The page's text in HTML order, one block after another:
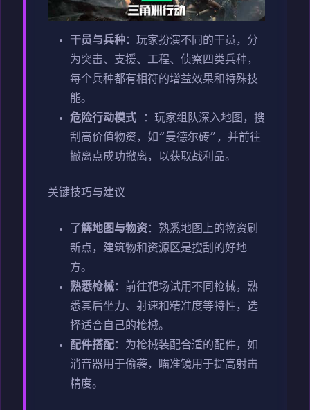
干员与兵种：玩家扮演不同的干员，分
为突击、支援、工程、侦察四类兵种，
每个兵种都有相符的增益效果和特殊技
能。
危险行动模式
：玩家组队深入地图，搜
刮高价值物资，如“曼德尔砖”，并前往
撤离点成功撤离，以获取战利品。
关键技巧与建议
了解地图与物资：熟悉地图上的物资刷
新点，建筑物和资源区是搜刮的好地
方。
熟悉枪械：前往靶场试用不同枪械，熟
悉其后坐力、射速和精准度等特性，选
择适合自己的枪械。
配件搭配：为枪械装配合适的配件，如
消音器用于偷袭，瞄准镜用于提高射击
精度。